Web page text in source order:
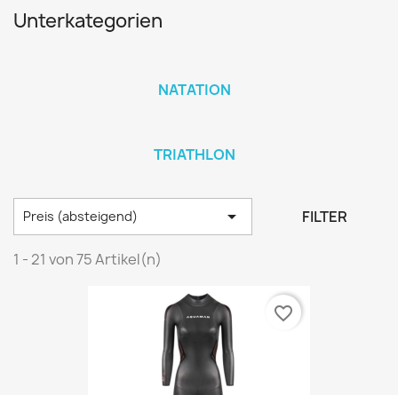
Unterkategorien
NATATION
TRIATHLON
Preis (absteigend)  FILTER
1 - 21 von 75 Artikel(n)
favorite_border